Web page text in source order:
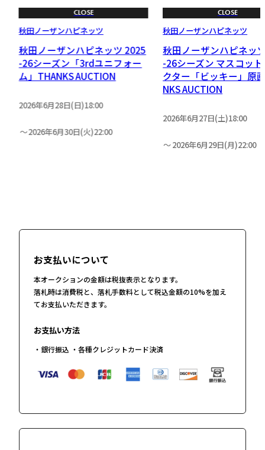
CLOSE
秋田ノーザンハピネッツ
秋田ノーザンハピネッツ 2025
-26シーズン「3rdユニフォー
ム」THANKS AUCTION
2026年6月28日(日)18:00
2026年6月30日(火)22:00
CLOSE
秋田ノーザンハピネッツ
秋田ノーザンハピネッ
-26シーズン マスコッ
クター「ビッキー」原
NKS AUCTION
2026年6月27日(土)18:00
2026年6月29日(月)22:00
お支払いについて
本オークションの金額は税抜表示となります。
落札時は消費税と、落札手数料として税込金額の10%を加え
てお支払いただきます。
お支払い方法
・銀行振込 ・各種クレジットカード決済